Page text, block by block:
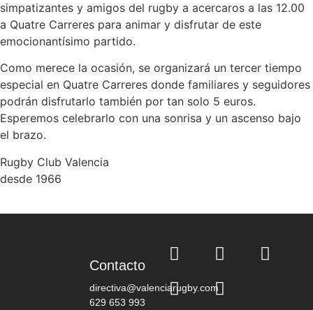
simpatizantes y amigos del rugby a acercaros a las 12.00
a Quatre Carreres para animar y disfrutar de este
emocionantísimo partido.
Como merece la ocasión, se organizará un tercer tiempo
especial en Quatre Carreres donde familiares y seguidores
podrán disfrutarlo también por tan solo 5 euros.
Esperemos celebrarlo con una sonrisa y un ascenso bajo
el brazo.
Rugby Club Valencia
desde 1966
Contacto
directiva@valenciarugby.com
629 653 993